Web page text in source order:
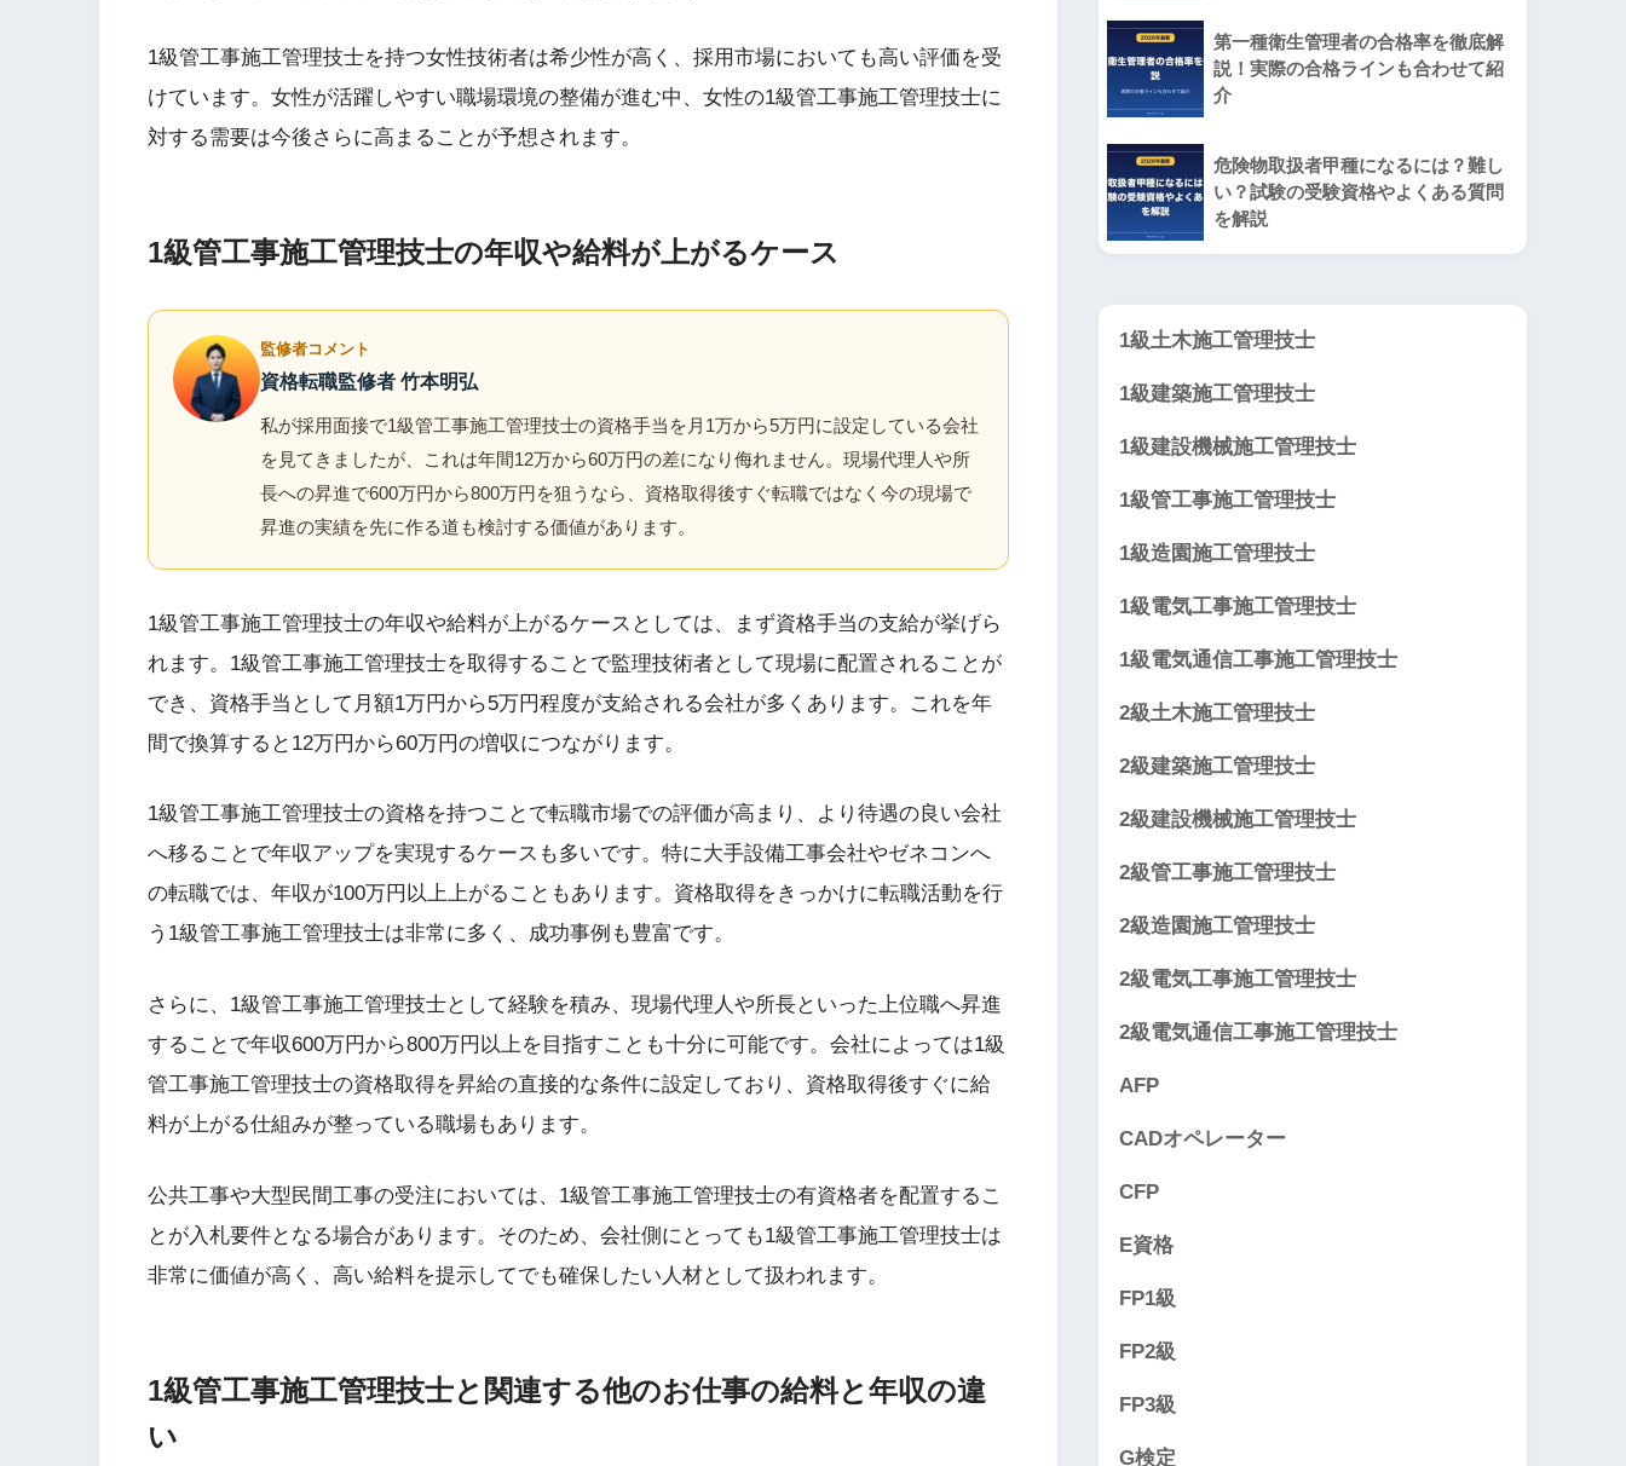
1級管工事施工管理技士を持つ女性技術者は希少性が高く、採用市場においても高い評価を受
けています。女性が活躍しやすい職場環境の整備が進む中、女性の1級管工事施工管理技士に
対する需要は今後さらに高まることが予想されます。
1級管工事施工管理技士の年収や給料が上がるケース
監修者コメント
資格転職監修者 竹本明弘
私が採用面接で1級管工事施工管理技士の資格手当を月1万から5万円に設定している会社
を見てきましたが、これは年間12万から60万円の差になり侮れません。現場代理人や所
長への昇進で600万円から800万円を狙うなら、資格取得後すぐ転職ではなく今の現場で
昇進の実績を先に作る道も検討する価値があります。
1級管工事施工管理技士の年収や給料が上がるケースとしては、まず資格手当の支給が挙げら
れます。1級管工事施工管理技士を取得することで監理技術者として現場に配置されることが
でき、資格手当として月額1万円から5万円程度が支給される会社が多くあります。これを年
間で換算すると12万円から60万円の増収につながります。
1級管工事施工管理技士の資格を持つことで転職市場での評価が高まり、より待遇の良い会社
へ移ることで年収アップを実現するケースも多いです。特に大手設備工事会社やゼネコンへ
の転職では、年収が100万円以上上がることもあります。資格取得をきっかけに転職活動を行
う1級管工事施工管理技士は非常に多く、成功事例も豊富です。
さらに、1級管工事施工管理技士として経験を積み、現場代理人や所長といった上位職へ昇進
することで年収600万円から800万円以上を目指すことも十分に可能です。会社によっては1級
管工事施工管理技士の資格取得を昇給の直接的な条件に設定しており、資格取得後すぐに給
料が上がる仕組みが整っている職場もあります。
公共工事や大型民間工事の受注においては、1級管工事施工管理技士の有資格者を配置するこ
とが入札要件となる場合があります。そのため、会社側にとっても1級管工事施工管理技士は
非常に価値が高く、高い給料を提示してでも確保したい人材として扱われます。
1級管工事施工管理技士と関連する他のお仕事の給料と年収の違
い
第一種衛生管理者の合格率を徹底解
説！実際の合格ラインも合わせて紹
介
危険物取扱者甲種になるには？難し
い？試験の受験資格やよくある質問
を解説
1級土木施工管理技士
1級建築施工管理技士
1級建設機械施工管理技士
1級管工事施工管理技士
1級造園施工管理技士
1級電気工事施工管理技士
1級電気通信工事施工管理技士
2級土木施工管理技士
2級建築施工管理技士
2級建設機械施工管理技士
2級管工事施工管理技士
2級造園施工管理技士
2級電気工事施工管理技士
2級電気通信工事施工管理技士
AFP
CADオペレーター
CFP
E資格
FP1級
FP2級
FP3級
G検定